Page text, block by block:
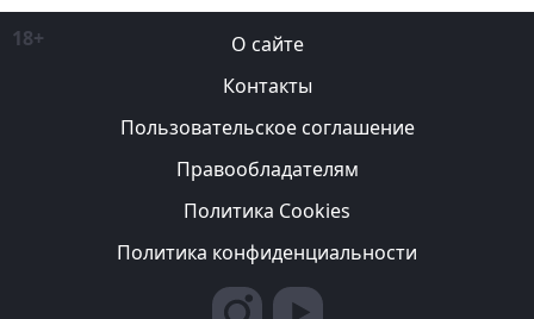
18+
О сайте
Контакты
Пользовательское соглашение
Правообладателям
Политика Cookies
Политика конфиденциальности